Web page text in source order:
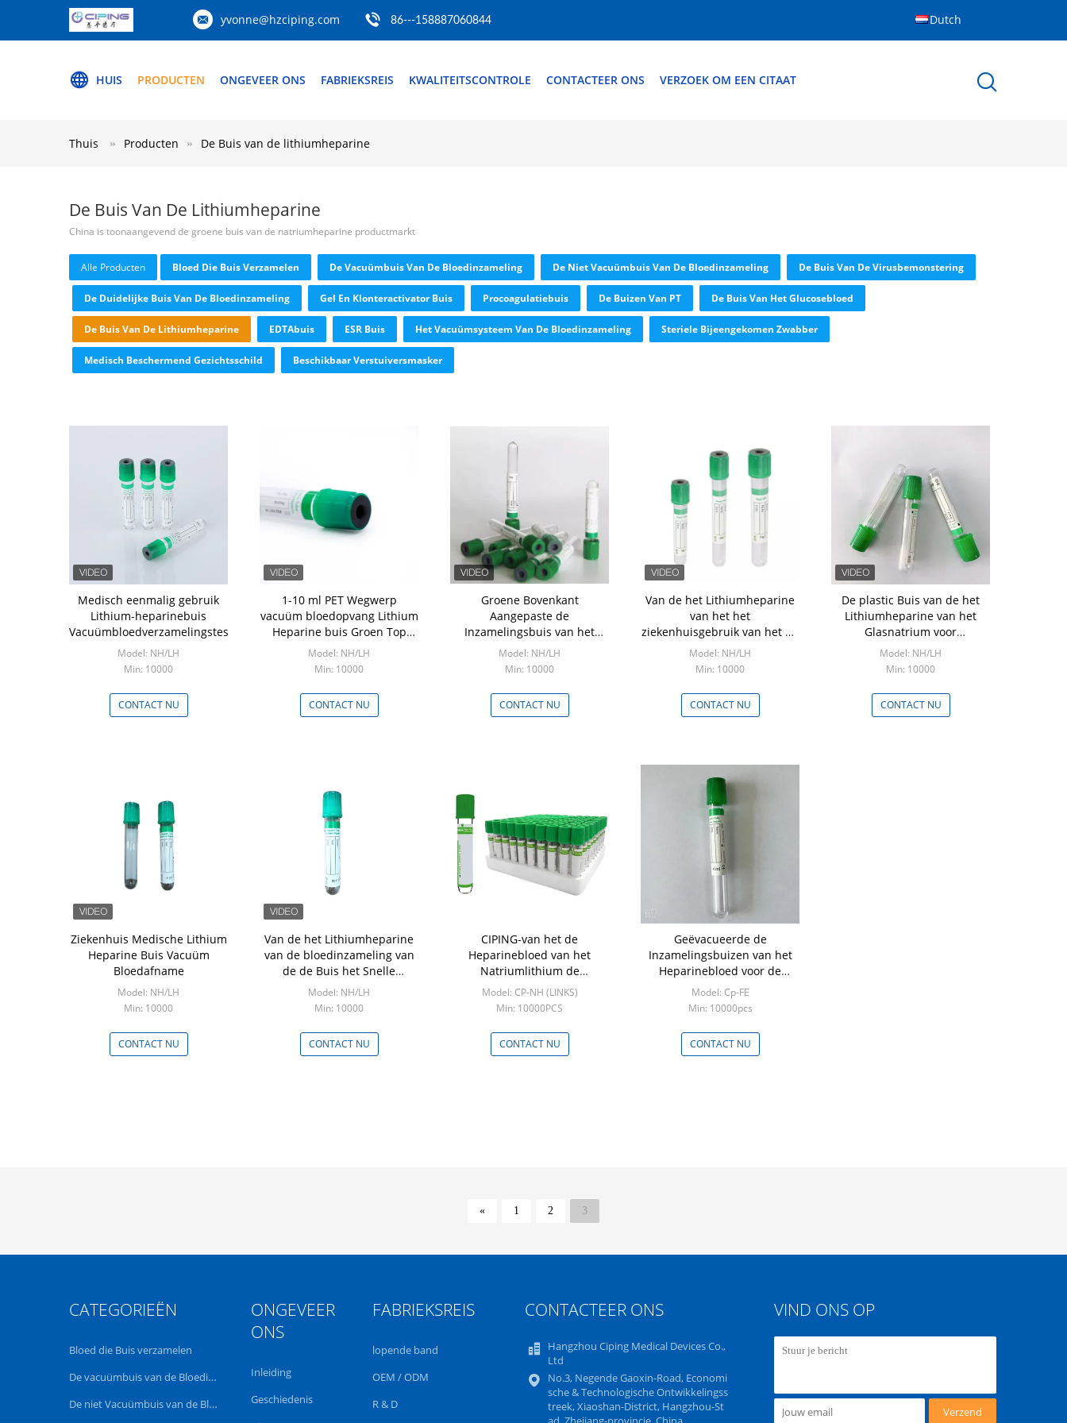
yvonne@hzciping.com 86---158887060844 Dutch
HUIS PRODUCTEN ONGEVEER ONS FABRIEKSREIS KWALITEITSCONTROLE CONTACTEER ONS VERZOEK OM EEN CITAAT
Thuis Producten De Buis van de lithiumheparine
De Buis Van De Lithiumheparine
China is toonaangevend de groene buis van de natriumheparine productmarkt
Alle Producten Bloed Die Buis Verzamelen De Vacuümbuis Van De Bloedinzameling De Niet Vacuümbuis Van De Bloedinzameling De Buis Van De Virusbemonstering
De Duidelijke Buis Van De Bloedinzameling Gel En Klonteractivator Buis Procoagulatiebuis De Buizen Van PT De Buis Van Het Glucosebloed
De Buis Van De Lithiumheparine EDTAbuis ESR Buis Het Vacuümsysteem Van De Bloedinzameling Steriele Bijeengekomen Zwabber
Medisch Beschermend Gezichtsschild Beschikbaar Verstuiversmasker
Medisch eenmalig gebruik
Lithium-heparinebuis
Vacuümbloedverzamelingstestbuizen
Model: NH/LH
Min: 10000
CONTACT NU
1-10 ml PET Wegwerp
vacuüm bloedopvang Lithium
Heparine buis Groen Top
Medisch verbruiksmateriaal
Model: NH/LH
Min: 10000
CONTACT NU
Groene Bovenkant
Aangepaste de
Inzamelingsbuis van het
Grootte Vacuümbloed voor
het Ziekenhuisgebruik
Model: NH/LH
Min: 10000
CONTACT NU
Van de het Lithiumheparine
van het het
ziekenhuisgebruik van het de
Buis Medisch Bloed de
Inzamelings Plastic Natrium
Model: NH/LH
Min: 10000
CONTACT NU
De plastic Buis van de het
Lithiumheparine van het
Glasnatrium voor
Vacuümbloedinzameling
Model: NH/LH
Min: 10000
CONTACT NU
Ziekenhuis Medische Lithium
Heparine Buis Vacuüm
Bloedafname
Model: NH/LH
Min: 10000
CONTACT NU
Van de het Lithiumheparine
van de bloedinzameling van
de de Buis het Snelle
Noodsituatie Biochemische
Testende Vacuüm
Model: NH/LH
Min: 10000
CONTACT NU
CIPING-van het de
Heparinebloed van het
Natriumlithium de
Buisvacuüm 1 - 10ml
Model: CP-NH (LINKS)
Min: 10000PCS
CONTACT NU
Geëvacueerde de
Inzamelingsbuizen van het
Heparinebloed voor de
Bepalingen van het
Chemieplasma
Model: Cp-FE
Min: 10000pcs
CONTACT NU
« 1 2 3
CATEGORIEËN
Bloed die Buis verzamelen
De vacuümbuis van de Bloedinzameling
De niet Vacuümbuis van de Bloedinzameling
ONGEVEER
ONS
Inleiding
Geschiedenis
FABRIEKSREIS
lopende band
OEM / ODM
R & D
CONTACTEER ONS
Hangzhou Ciping Medical Devices Co.,
Ltd
No.3, Negende Gaoxin-Road, Economi
sche & Technologische Ontwikkelingss
treek, Xiaoshan-District, Hangzhou-St
VIND ONS OP
Verzend